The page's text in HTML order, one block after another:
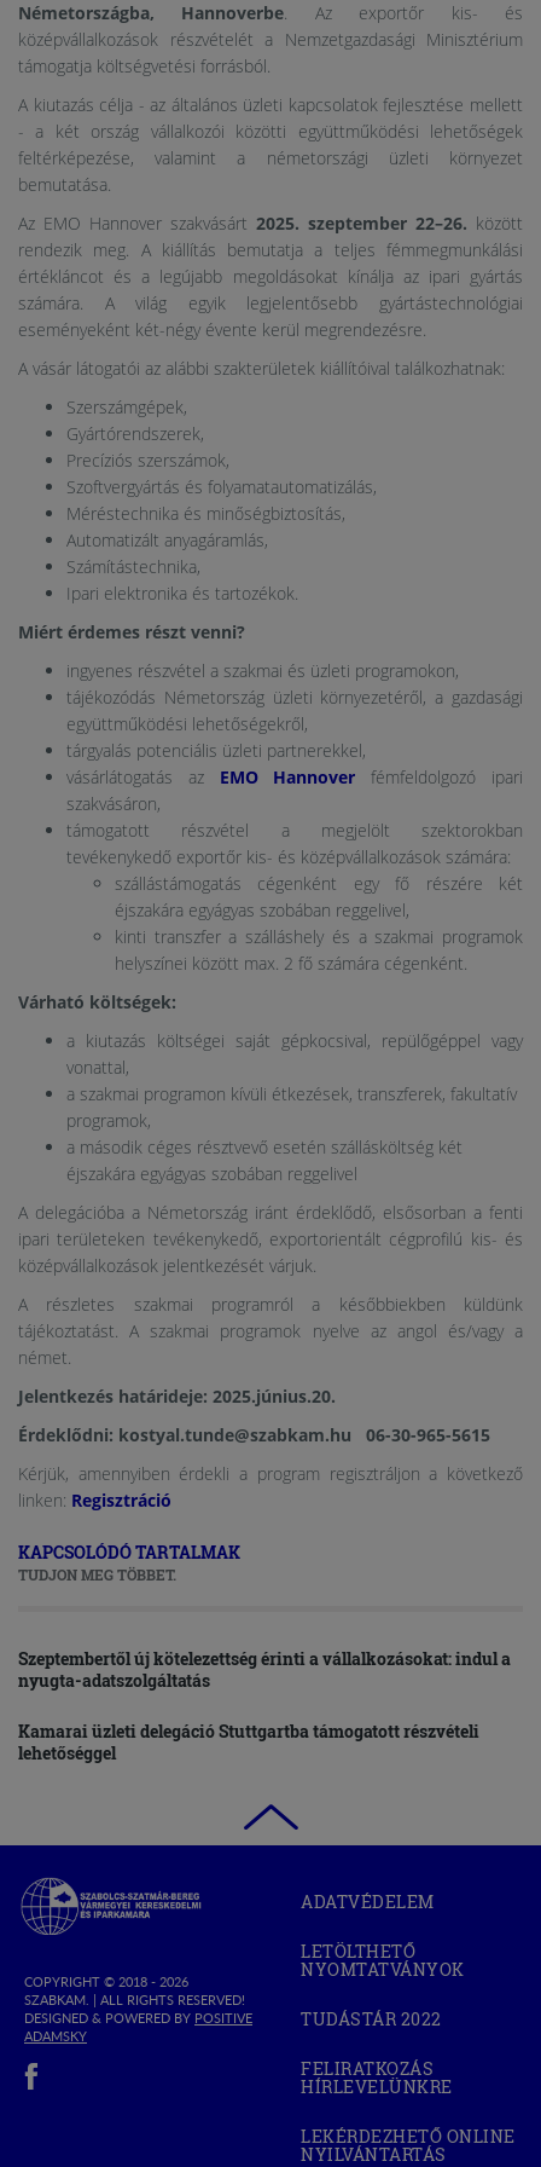
Németországba, Hannoverbe. Az exportőr kis- és
középvállalkozások részvételét a Nemzetgazdasági Minisztérium
támogatja költségvetési forrásból.
A kiutazás célja - az általános üzleti kapcsolatok fejlesztése mellett
- a két ország vállalkozói közötti együttműködési lehetőségek
feltérképezése, valamint a németországi üzleti környezet
bemutatása.
Az EMO Hannover szakvásárt 2025. szeptember 22–26. között
rendezik meg. A kiállítás bemutatja a teljes fémmegmunkálási
értékláncot és a legújabb megoldásokat kínálja az ipari gyártás
számára. A világ egyik legjelentősebb gyártástechnológiai
eseményeként két-négy évente kerül megrendezésre.
A vásár látogatói az alábbi szakterületek kiállítóival találkozhatnak:
Szerszámgépek,
Gyártórendszerek,
Precíziós szerszámok,
Szoftvergyártás és folyamatautomatizálás,
Méréstechnika és minőségbiztosítás,
Automatizált anyagáramlás,
Számítástechnika,
Ipari elektronika és tartozékok.
Miért érdemes részt venni?
ingyenes részvétel a szakmai és üzleti programokon,
tájékozódás Németország üzleti környezetéről, a gazdasági
együttműködési lehetőségekről,
tárgyalás potenciális üzleti partnerekkel,
vásárlátogatás az EMO Hannover fémfeldolgozó ipari
szakvásáron,
támogatott részvétel a megjelölt szektorokban
tevékenykedő exportőr kis- és középvállalkozások számára:
szállástámogatás cégenként egy fő részére két
éjszakára egyágyas szobában reggelivel,
kinti transzfer a szálláshely és a szakmai programok
helyszínei között max. 2 fő számára cégenként.
Várható költségek:
a kiutazás költségei saját gépkocsival, repülőgéppel vagy
vonattal,
a szakmai programon kívüli étkezések, transzferek, fakultatív
programok,
a második céges résztvevő esetén szállásköltség két
éjszakára egyágyas szobában reggelivel
A delegációba a Németország iránt érdeklődő, elsősorban a fenti
ipari területeken tevékenykedő, exportorientált cégprofilú kis- és
középvállalkozások jelentkezését várjuk.
A részletes szakmai programról a későbbiekben küldünk
tájékoztatást. A szakmai programok nyelve az angol és/vagy a
német.
Jelentkezés határideje: 2025.június.20.
Érdeklődni: kostyal.tunde@szabkam.hu 06-30-965-5615
Kérjük, amennyiben érdekli a program regisztráljon a következő
linken: Regisztráció
KAPCSOLÓDÓ TARTALMAK
TUDJON MEG TÖBBET.
Szeptembertől új kötelezettség érinti a vállalkozásokat: indul a
nyugta-adatszolgáltatás
Kamarai üzleti delegáció Stuttgartba támogatott részvételi
lehetőséggel
Szabolcs-
Szatmár-
Bereg
Kereskedelmi
és
Iparkamara
COPYRIGHT © 2018 - 2026
SZABKAM. | ALL RIGHTS RESERVED!
DESIGNED & POWERED BY POSITIVE
ADAMSKY(OPEN
ADATVÉDELEM
LETÖLTHETŐ
NYOMTATVÁNYOK
TUDÁSTÁR 2022
WINDOW)
FELIRATKOZÁS
HÍRLEVELÜNKRE
LEKÉRDEZHETŐ ONLINE
NYILVÁNTARTÁS